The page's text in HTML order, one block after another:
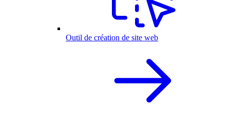
Outil de création de site web